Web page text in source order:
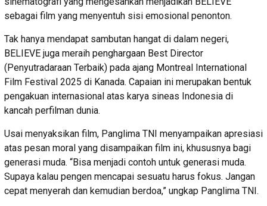
sebagai film yang menyentuh sisi emosional penonton.
Tak hanya mendapat sambutan hangat di dalam negeri,
BELIEVE juga meraih penghargaan Best Director
(Penyutradaraan Terbaik) pada ajang Montreal International
Film Festival 2025 di Kanada. Capaian ini merupakan bentuk
pengakuan internasional atas karya sineas Indonesia di
kancah perfilman dunia.
Usai menyaksikan film, Panglima TNI menyampaikan apresiasi
atas pesan moral yang disampaikan film ini, khususnya bagi
generasi muda. “Bisa menjadi contoh untuk generasi muda.
Supaya kalau pengen mencapai sesuatu harus fokus. Jangan
cepat menyerah dan kemudian berdoa,” ungkap Panglima TNI.